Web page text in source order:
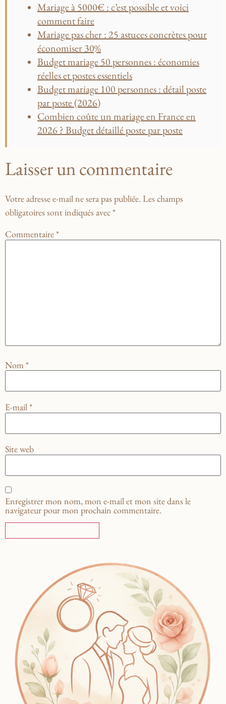
Mariage à 5000€ : c’est possible et voici
comment faire
Mariage pas cher : 25 astuces concrètes pour
économiser 30%
Budget mariage 50 personnes : économies
réelles et postes essentiels
Budget mariage 100 personnes : détail poste
par poste (2026)
Combien coûte un mariage en France en
2026 ? Budget détaillé poste par poste
Laisser un commentaire
Votre adresse e-mail ne sera pas publiée. Les champs
obligatoires sont indiqués avec*
Commentaire*
Nom*
E-mail*
Site web
Enregistrer mon nom, mon e-mail et mon site dans le
navigateur pour mon prochain commentaire.